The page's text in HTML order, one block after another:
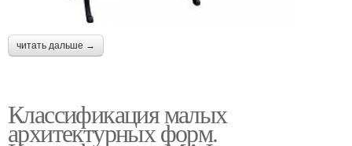
читать дальше →
Классификация малых
архитектурных форм.